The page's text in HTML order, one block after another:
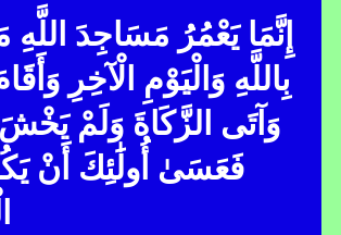
إِنَّمَا يَعْمُرُ مَسَاجِدَ
بِاللَّهِ وَالْيَوْمِ الْآخِرِ
وَآتَى الزَّكَاةَ وَلَمْ يَخْشَ
فَعَسَىٰ أُولَٰئِكَ أَنْ